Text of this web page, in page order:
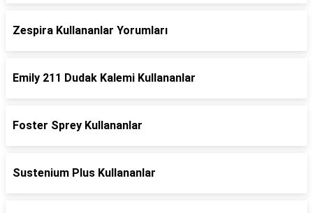
Zespira Kullananlar Yorumları
Emily 211 Dudak Kalemi Kullananlar
Foster Sprey Kullananlar
Sustenium Plus Kullananlar